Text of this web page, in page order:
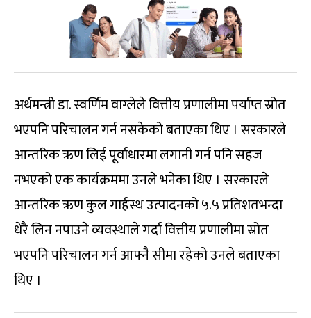
अर्थमन्त्री डा. स्वर्णिम वाग्लेले वित्तीय प्रणालीमा पर्याप्त स्रोत
भएपनि परिचालन गर्न नसकेको बताएका थिए । सरकारले
आन्तरिक ऋण लिई पूर्वाधारमा लगानी गर्न पनि सहज
नभएको एक कार्यक्रममा उनले भनेका थिए । सरकारले
आन्तरिक ऋण कुल गार्हस्थ उत्पादनको ५.५ प्रतिशतभन्दा
धेरै लिन नपाउने व्यवस्थाले गर्दा वित्तीय प्रणालीमा स्रोत
भएपनि परिचालन गर्न आफ्नै सीमा रहेको उनले बताएका
थिए ।